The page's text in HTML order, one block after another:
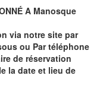
A Manosque
via notre site par
ou Par téléphone
de réservation
la date et lieu de